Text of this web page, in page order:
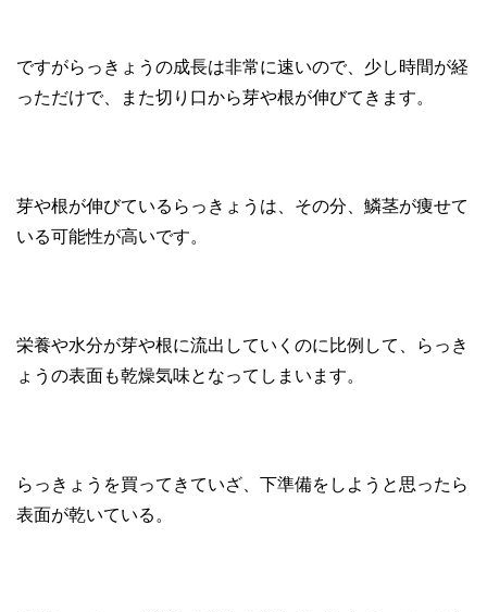
ですがらっきょうの成長は非常に速いので、少し時間が経
っただけで、また切り口から芽や根が伸びてきます。
芽や根が伸びているらっきょうは、その分、鱗茎が痩せて
いる可能性が高いです。
栄養や水分が芽や根に流出していくのに比例して、らっき
ょうの表面も乾燥気味となってしまいます。
らっきょうを買ってきていざ、下準備をしようと思ったら
表面が乾いている。